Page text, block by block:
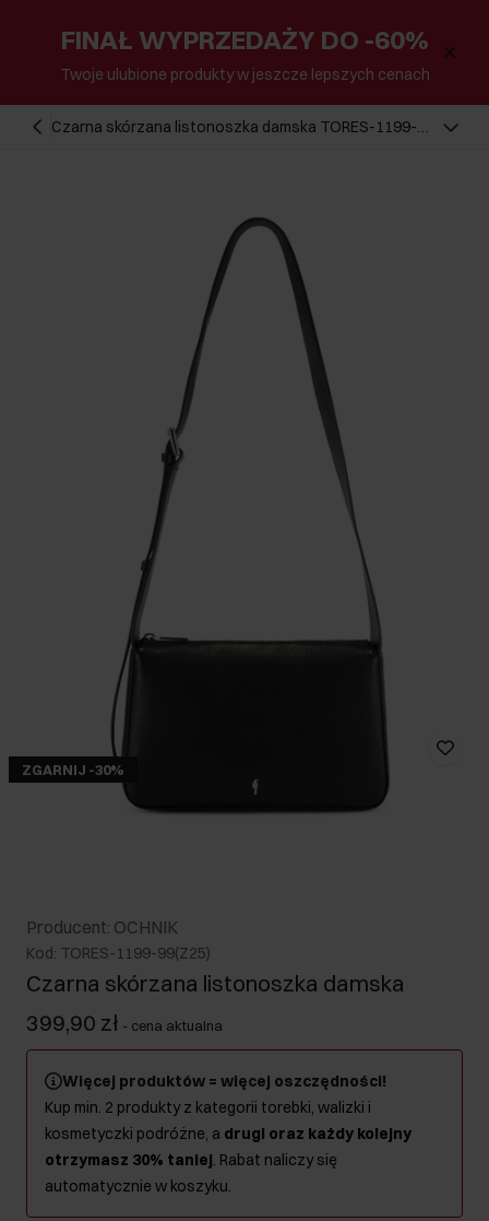
FINAŁ WYPRZEDAŻY DO -60%
Twoje ulubione produkty w jeszcze lepszych cenach
Czarna skórzana listonoszka damska TORES-1199-
ZGARNIJ -30%
Producent: OCHNIK
Kod: TORES-1199-99(Z25)
Czarna skórzana listonoszka damska
399,90 zł - cena aktualna
Więcej produktów = więcej oszczędności!
Kup min. 2 produkty z kategorii torebki, walizki i
kosmetyczki podróżne, a drugi oraz każdy kolejny
otrzymasz 30% taniej. Rabat naliczy się
automatycznie w koszyku.